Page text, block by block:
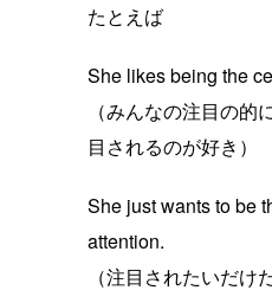
たとえば
She likes being the
（みんなの注目の的
目されるのが好き）
She just wants to be
attention.
（注目されたいだけだ